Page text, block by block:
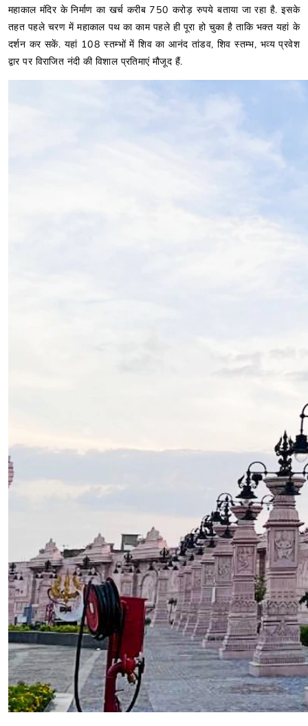
महाकाल मंदिर के निर्माण का खर्च करीब 750 करोड़ रुपये बताया जा रहा है. इसके
तहत पहले चरण में महाकाल पथ का काम पहले ही पूरा हो चुका है ताकि भक्त यहां के
दर्शन कर सकें. यहां 108 स्तम्भों में शिव का आनंद तांडव, शिव स्तम्भ, भव्य प्रवेश
द्वार पर विराजित नंदी की विशाल प्रतिमाएं मौजूद हैं.